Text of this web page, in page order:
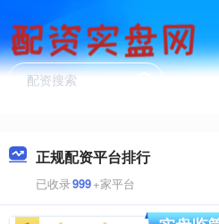
正规配资平台排行
已收录999+家平台